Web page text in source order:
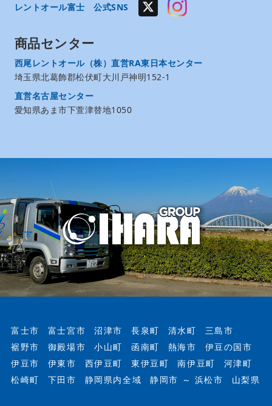
レントオール富士 公式SNS
商品センター
西尾レントオール（株）直営RA東日本センター
埼玉県北葛飾郡松伏町大川戸神明152-1
直営名古屋センター
愛知県あま市下萱津替地1050
富士市 富士宮市 沼津市 長泉町 清水町
三島市
裾野市
御殿場市 小山町 函南町 熱海市
伊豆の国市
伊豆市
伊東市 西伊豆町 東伊豆町 南伊豆町
河津町
松崎町
下田市 静岡県内全域 静岡市 ～ 浜松市 山梨県